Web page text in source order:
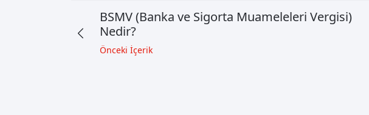
BSMV (Banka ve Sigorta Muameleleri Vergisi)
Nedir?
Önceki İçerik